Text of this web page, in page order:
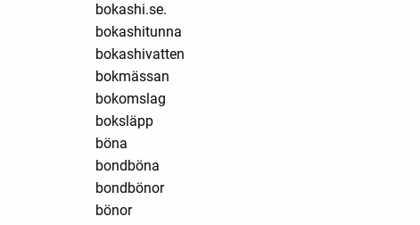
bokashi.se.
bokashitunna
bokashivatten
bokmässan
bokomslag
boksläpp
böna
bondböna
bondbönor
bönor